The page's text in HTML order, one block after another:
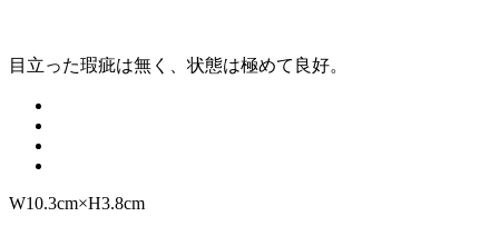
目立った瑕疵は無く、状態は極めて良好。
W10.3cm×H3.8cm